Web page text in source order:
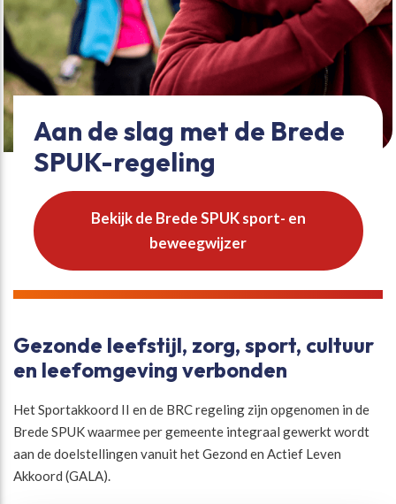
Aan de slag met de Brede
SPUK-regeling
Bekijk de Brede SPUK sport- en
beweegwijzer
Gezonde leefstijl, zorg, sport, cultuur
en leefomgeving verbonden
Het Sportakkoord II en de BRC regeling zijn opgenomen in de
Brede SPUK waarmee per gemeente integraal gewerkt wordt
aan de doelstellingen vanuit het Gezond en Actief Leven
Akkoord (GALA).